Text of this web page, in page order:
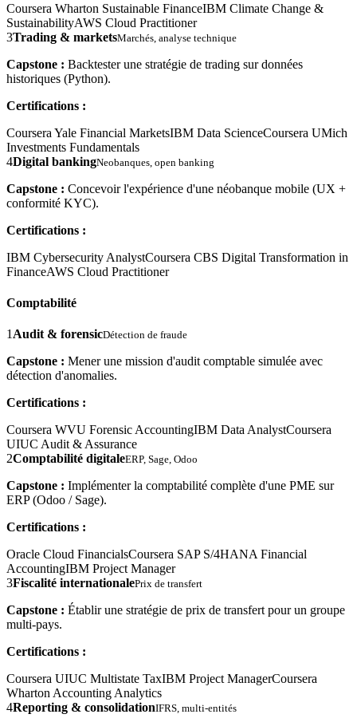
Coursera Wharton Sustainable FinanceIBM Climate Change &
SustainabilityAWS Cloud Practitioner
3Trading & marketsMarchés, analyse technique
Capstone : Backtester une stratégie de trading sur données
historiques (Python).
Certifications :
Coursera Yale Financial MarketsIBM Data ScienceCoursera UMich
Investments Fundamentals
4Digital bankingNeobanques, open banking
Capstone : Concevoir l'expérience d'une néobanque mobile (UX +
conformité KYC).
Certifications :
IBM Cybersecurity AnalystCoursera CBS Digital Transformation in
FinanceAWS Cloud Practitioner
Comptabilité
1 Audit & forensicDétection de fraude
Capstone : Mener une mission d'audit comptable simulée avec
détection d'anomalies.
Certifications :
Coursera WVU Forensic AccountingIBM Data AnalystCoursera
UIUC Audit & Assurance
2Comptabilité digitaleERP, Sage, Odoo
Capstone : Implémenter la comptabilité complète d'une PME sur
ERP (Odoo / Sage).
Certifications :
Oracle Cloud FinancialsCoursera SAP S/4HANA Financial
AccountingIBM Project Manager
3Fiscalité internationalePrix de transfert
Capstone : Établir une stratégie de prix de transfert pour un groupe
multi-pays.
Certifications :
Coursera UIUC Multistate TaxIBM Project ManagerCoursera
Wharton Accounting Analytics
4Reporting & consolidationIFRS, multi-entités